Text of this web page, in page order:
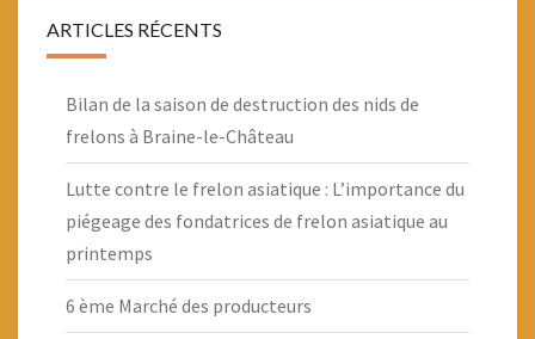
ARTICLES RÉCENTS
Bilan de la saison de destruction des nids de
frelons à Braine-le-Château
Lutte contre le frelon asiatique : L’importance du
piégeage des fondatrices de frelon asiatique au
printemps
6 ème Marché des producteurs